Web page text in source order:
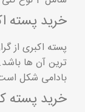
خرید پسته
پسته اکبری از
ترین آن ها
بادامی شکل
خرید پسته